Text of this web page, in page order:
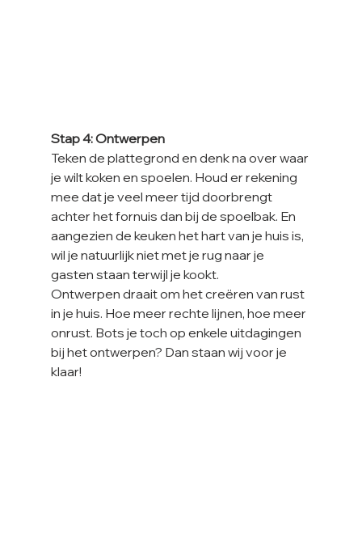
Stap 4: Ontwerpen
Teken de plattegrond en denk na over waar
je wilt koken en spoelen. Houd er rekening
mee dat je veel meer tijd doorbrengt
achter het fornuis dan bij de spoelbak. En
aangezien de keuken het hart van je huis is,
wil je natuurlijk niet met je rug naar je
gasten staan terwijl je kookt.
Ontwerpen draait om het creëren van rust
in je huis. Hoe meer rechte lijnen, hoe meer
onrust. Bots je toch op enkele uitdagingen
bij het ontwerpen? Dan staan wij voor je
klaar!